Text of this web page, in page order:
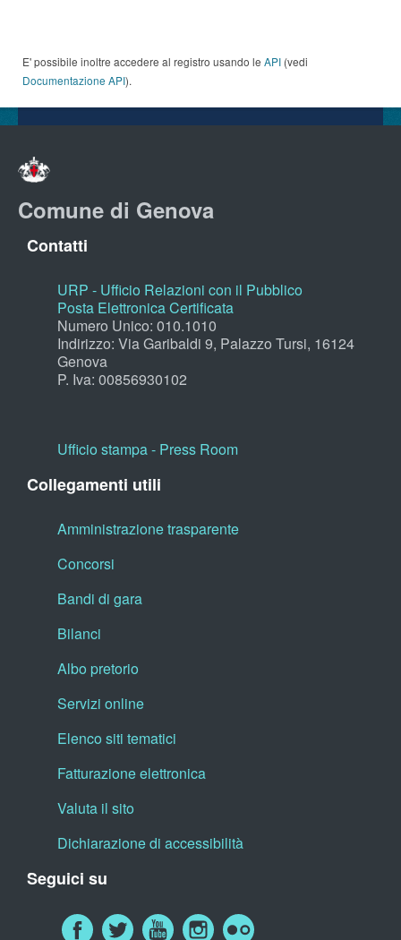
E' possibile inoltre accedere al registro usando le API (vedi
Documentazione API).
Comune di Genova
Contatti
URP - Ufficio Relazioni con il Pubblico
Posta Elettronica Certificata
Numero Unico: 010.1010
Indirizzo: Via Garibaldi 9, Palazzo Tursi, 16124
Genova
P. Iva: 00856930102
Ufficio stampa - Press Room
Collegamenti utili
Amministrazione trasparente
Concorsi
Bandi di gara
Bilanci
Albo pretorio
Servizi online
Elenco siti tematici
Fatturazione elettronica
Valuta il sito
Dichiarazione di accessibilità
Seguici su